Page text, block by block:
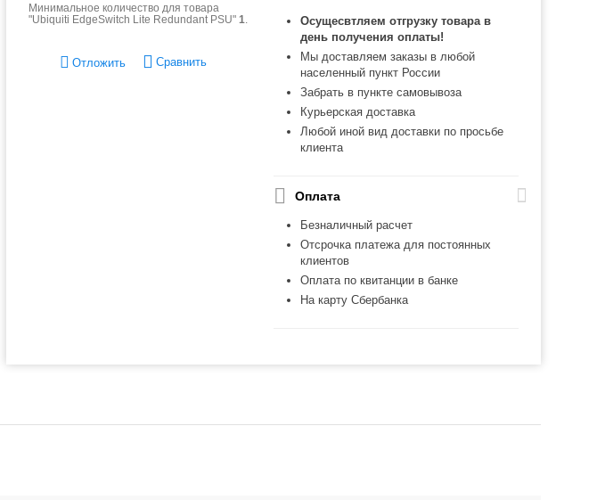
Минимальное количество для товара
"Ubiquiti EdgeSwitch Lite Redundant PSU"1.
Отложить Сравнить
Осущесвтляем отгрузку товара в
день получения оплаты!
Мы доставляем заказы в любой
населенный пункт России
Забрать в пункте самовывоза
Курьерская доставка
Любой иной вид доставки по просьбе
клиента
Оплата
Безналичный расчет
Отсрочка платежа для постоянных
клиентов
Оплата по квитанции в банке
На карту Сбербанка